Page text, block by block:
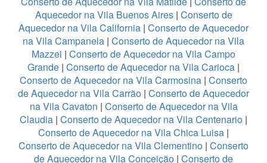
Aquecedor na Vila Buenos Aires| Conserto de
Aquecedor na Vila California | Conserto de Aquecedor
na Vila Campanela | Conserto de Aquecedor na Vila
Mazzei | Conserto de Aquecedor na Vila Campo
Grande | Conserto de Aquecedor na Vila Carioca |
Conserto de Aquecedor na Vila Carmosina | Conserto
de Aquecedor na Vila Carrão | Conserto de Aquecedor
na Vila Cavaton | Conserto de Aquecedor na Vila
Claudia | Conserto de Aquecedor na Vila Centenario |
Conserto de Aquecedor na Vila Chica Luisa |
Conserto de Aquecedor na Vila Clementino | Conserto
de Aquecedor na Vila Conceição | Conserto de